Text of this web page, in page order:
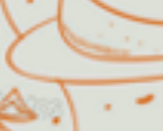
Infantil
com o
diversão e
que a festa